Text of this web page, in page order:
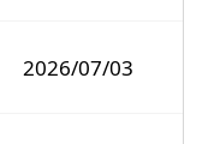
2026/07/03